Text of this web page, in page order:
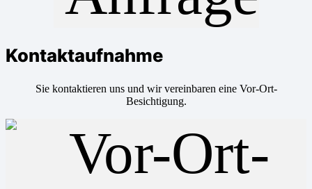
Kontaktaufnahme
Sie kontaktieren uns und wir vereinbaren eine Vor-Ort-
Besichtigung.